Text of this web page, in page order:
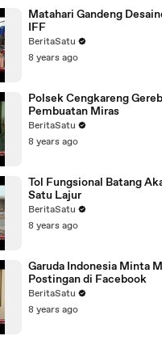
Matahari Gandeng
IFF
BeritaSatu
8 years ago
Polsek Cengkareng
Pembuatan Miras
BeritaSatu
8 years ago
Tol Fungsional Batang
Satu Lajur
BeritaSatu
8 years ago
Garuda Indonesia Minta
Postingan di Facebook
BeritaSatu
8 years ago